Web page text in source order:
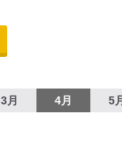
3月 4月 5